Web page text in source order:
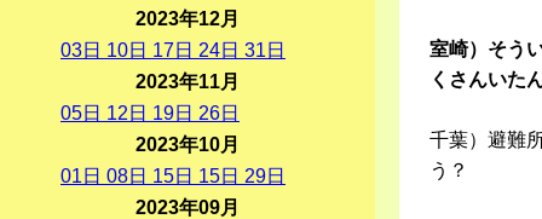
室崎）そう
くさんいた
千葉）避難
う？
2023年12月
03日 10日 17日 24日 31 日
2023年11月
05日 12 日 19日 26日
2023年10月
01 日 08日 15日 15日 29日
2023年09月